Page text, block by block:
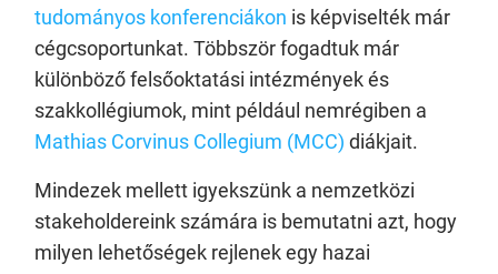
tudományos konferenciákon is képviselték már
cégcsoportunkat. Többször fogadtuk már
különböző felsőoktatási intézmények és
szakkollégiumok, mint például nemrégiben a
Mathias Corvinus Collegium (MCC) diákjait.
Mindezek mellett igyekszünk a nemzetközi
stakeholdereink számára is bemutatni azt, hogy
milyen lehetőségek rejlenek egy hazai